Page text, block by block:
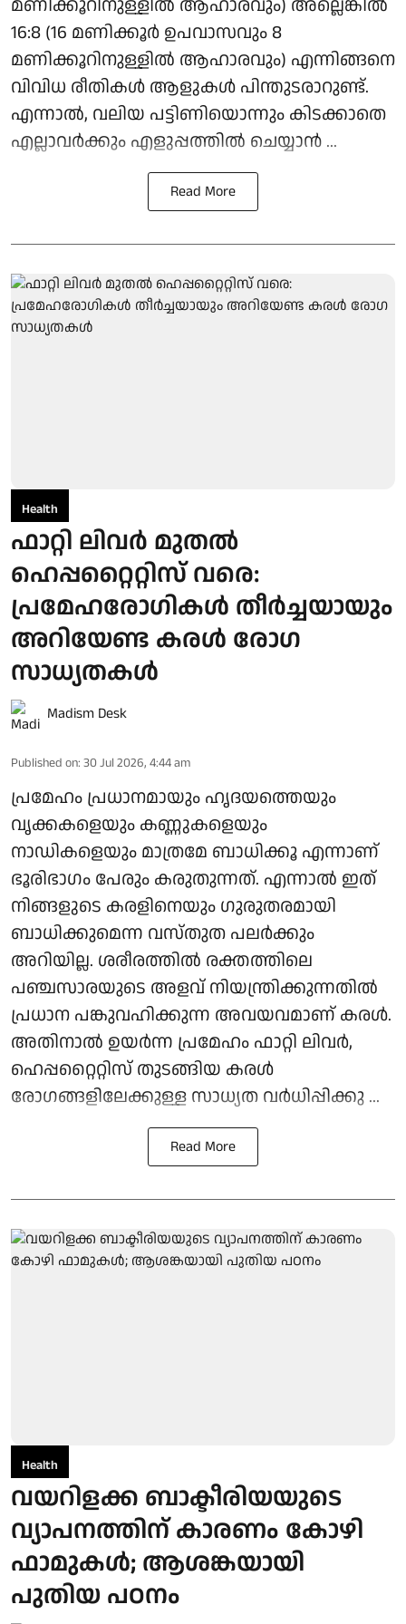
മണിക്കൂറിനുള്ളില്‍ ആഹാരവും) അല്ലെങ്കില്‍
16:8 (16 മണിക്കൂര്‍ ഉപവാസവും 8
മണിക്കൂറിനുള്ളില്‍ ആഹാരവും) എന്നിങ്ങനെ
വിവിധ രീതികള്‍ ആളുകള്‍ പിന്തുടരാറുണ്ട്.
എന്നാല്‍, വലിയ പട്ടിണിയൊന്നും കിടക്കാതെ
എല്ലാവര്‍ക്കും എളുപ്പത്തില്‍ ചെയ്യാന്‍ ...
Read More
Health
ഫാറ്റി ലിവർ മുതൽ
ഹെപ്പറ്റൈറ്റിസ് വരെ:
പ്രമേഹരോഗികൾ തീർച്ചയായും
അറിയേണ്ട കരൾ രോഗ
സാധ്യതകൾ
Madism Desk
Published on: 30 Jul 2026, 4:44 am
പ്രമേഹം പ്രധാനമായും ഹൃദയത്തെയും
വൃക്കകളെയും കണ്ണുകളെയും
നാഡികളെയും മാത്രമേ ബാധിക്കൂ എന്നാണ്
ഭൂരിഭാഗം പേരും കരുതുന്നത്. എന്നാൽ ഇത്
നിങ്ങളുടെ കരളിനെയും ഗുരുതരമായി
ബാധിക്കുമെന്ന വസ്തുത പലർക്കും
അറിയില്ല. ശരീരത്തിൽ രക്തത്തിലെ
പഞ്ചസാരയുടെ അളവ് നിയന്ത്രിക്കുന്നതിൽ
പ്രധാന പങ്കുവഹിക്കുന്ന അവയവമാണ് കരൾ.
അതിനാൽ ഉയർന്ന പ്രമേഹം ഫാറ്റി ലിവർ,
ഹെപ്പറ്റൈറ്റിസ് തുടങ്ങിയ കരൾ
രോഗങ്ങളിലേക്കുള്ള സാധ്യത വർധിപ്പിക്കു ...
Read More
Health
വയറിളക്ക ബാക്ടീരിയയുടെ
വ്യാപനത്തിന് കാരണം കോഴി
ഫാമുകള്‍; ആശങ്കയായി
പുതിയ പഠനം